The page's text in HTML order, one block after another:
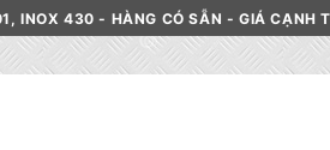
INOX 430 - HÀNG CÓ SẴN - GIÁ CẠNH